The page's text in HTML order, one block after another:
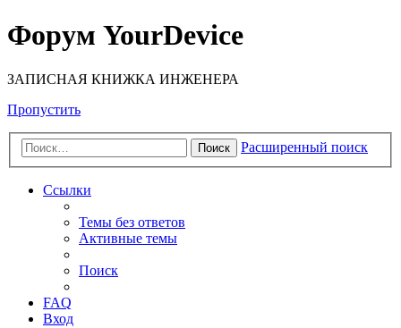
Форум YourDevice
ЗАПИСНАЯ КНИЖКА ИНЖЕНЕРА
Пропустить
Поиск Расширенный поиск
Ссылки
Темы без ответов
Активные темы
Поиск
FAQ
Вход